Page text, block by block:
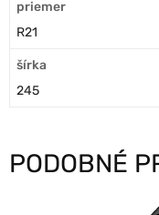
priemer
R21
šírka
245
PODOBNÉ